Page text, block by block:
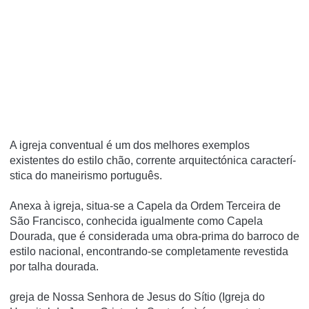
A igreja conventual é um dos melhores exemplos
existentes do estilo chão, corrente arquitectónica caracterí­
stica do maneirismo português.
Anexa à igreja, situa-se a Capela da Ordem Terceira de
São Francisco, conhecida igualmente como Capela
Dourada, que é considerada uma obra-prima do barroco de
estilo nacional, encontrando-se completamente revestida
por talha dourada.
greja de Nossa Senhora de Jesus do Sítio (Igreja do